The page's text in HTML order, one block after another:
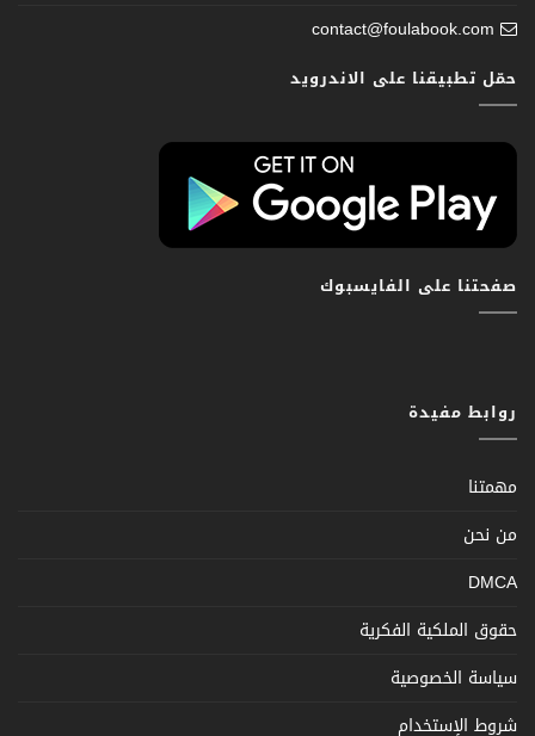
contact@foulabook.com
حمّل تطبيقنا على الاندرويد
صفحتنا على الفايسبوك
روابط مفيدة
مهمتنا
من نحن
DMCA
حقوق الملكية الفكرية
سياسة الخصوصية
شروط الإستخدام